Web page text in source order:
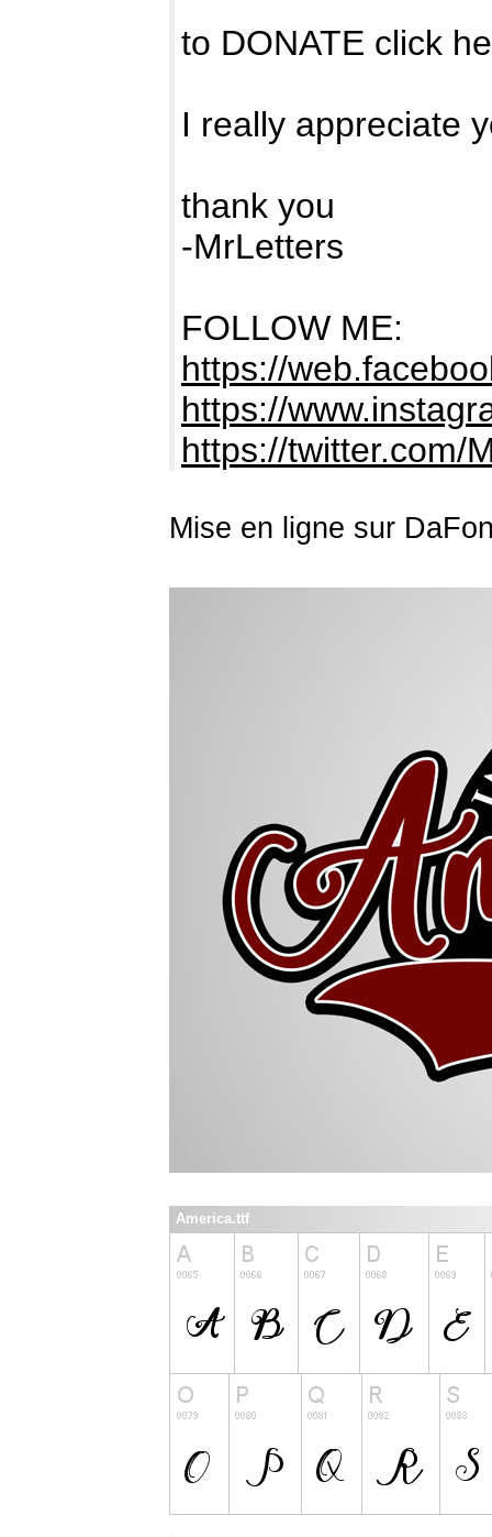
to DONATE click
I really appreciate
thank you
-MrLetters
FOLLOW ME:
https://
https://
https://twitter.com/
Mise en ligne sur
America.ttf